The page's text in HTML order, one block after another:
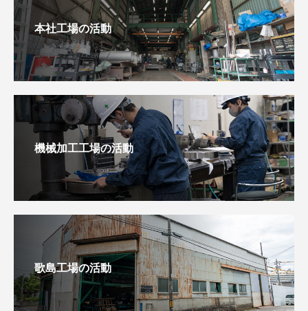
本社工場の活動
機械加工工場の活動
歌島工場の活動